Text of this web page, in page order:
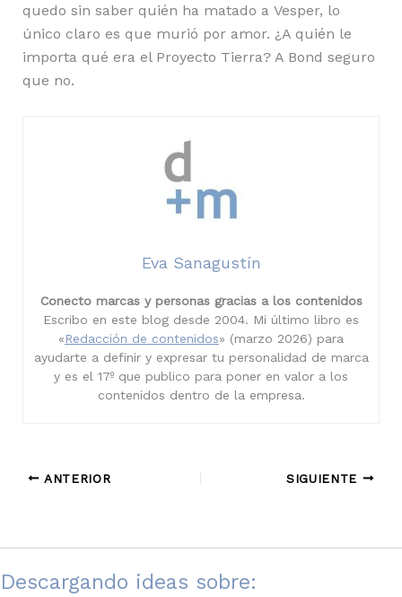
quedo sin saber quién ha matado a Vesper, lo
único claro es que murió por amor. ¿A quién le
importa qué era el Proyecto Tierra? A Bond seguro
que no.
Eva Sanagustín
Conecto marcas y personas gracias a los contenidos
Escribo en este blog desde 2004. Mi último libro es
«Redacción de contenidos» (marzo 2026) para
ayudarte a definir y expresar tu personalidad de marca
y es el 17º que publico para poner en valor a los
contenidos dentro de la empresa.
ANTERIOR SIGUIENTE
Descargando ideas sobre: